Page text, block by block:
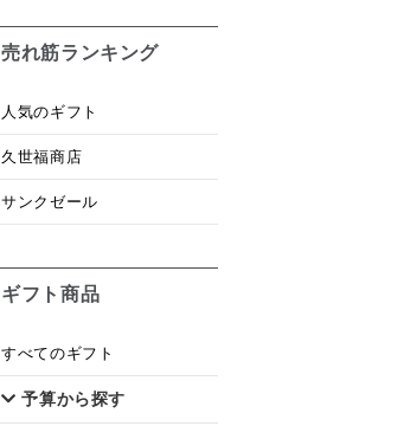
売れ筋ランキング
人気のギフト
久世福商店
サンクゼール
ギフト商品
すべてのギフト
予算から探す